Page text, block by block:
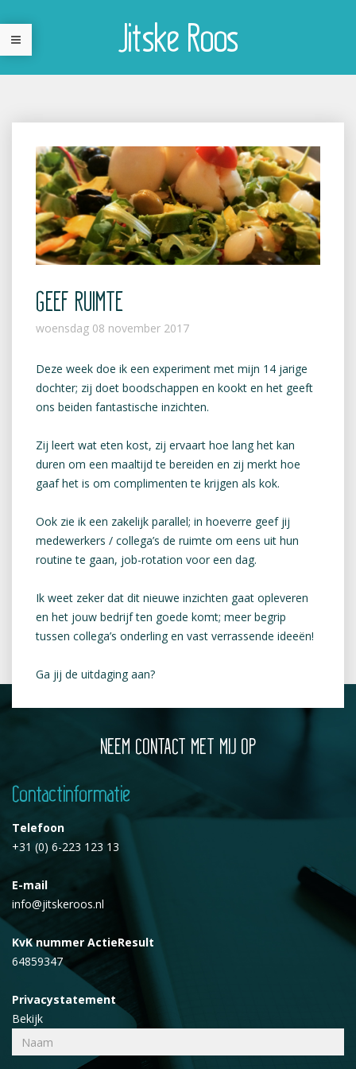
Jitske Roos
GEEF RUIMTE
woensdag 08 november 2017
Deze week doe ik een experiment met mijn 14 jarige
dochter; zij doet boodschappen en kookt en het geeft
ons beiden fantastische inzichten.
Zij leert wat eten kost, zij ervaart hoe lang het kan
duren om een maaltijd te bereiden en zij merkt hoe
gaaf het is om complimenten te krijgen als kok.
Ook zie ik een zakelijk parallel; in hoeverre geef jij
medewerkers / collega’s de ruimte om eens uit hun
routine te gaan, job-rotation voor een dag.
Ik weet zeker dat dit nieuwe inzichten gaat opleveren
en het jouw bedrijf ten goede komt; meer begrip
tussen collega’s onderling en vast verrassende ideeën!
Ga jij de uitdaging aan?
NEEM CONTACT MET MIJ OP
Contactinformatie
Telefoon
+31 (0) 6-223 123 13
E-mail
info@jitskeroos.nl
KvK nummer ActieResult
64859347
Privacystatement
Bekijk